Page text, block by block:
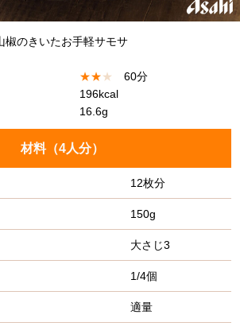
椒のきいたお手軽サモサ
★★★
60分
196kcal
16.6g
材料（4人分）
12枚分
150g
大さじ3
1/4個
適量